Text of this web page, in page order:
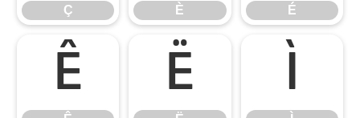
Ç È É
Ê Ë Ì